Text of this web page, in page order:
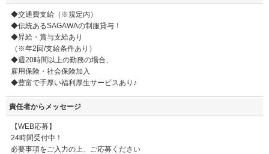
◆交通費支給（※規定内）
◆伝統あるSAGAWAの制服貸与！
◆昇給・賞与支給あり
（※年2回/支給条件あり）
◆週20時間以上の勤務の場合、
雇用保険・社会保険加入
◆豊富で手厚い福利厚生サービスあり♪
責任者からメッセージ
【WEB応募】
24時間受付中！
必要事項をご入力の上、ご応募ください